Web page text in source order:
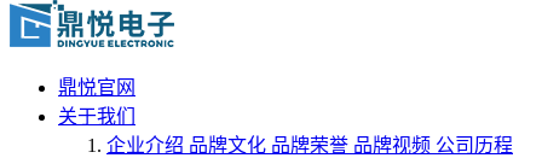
鼎悦官网
关于我们
企业介绍 品牌文化 品牌荣誉 品牌视频 公司历程